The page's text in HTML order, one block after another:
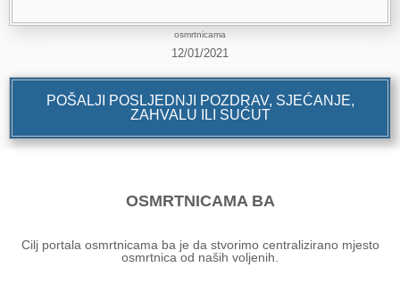
osmrtnicama
12/01/2021
POŠALJI POSLJEDNJI POZDRAV, SJEĆANJE,
ZAHVALU ILI SUĆUT
OSMRTNICAMA BA
Cilj portala osmrtnicama ba je da stvorimo centralizirano mjesto
osmrtnica od naših voljenih.